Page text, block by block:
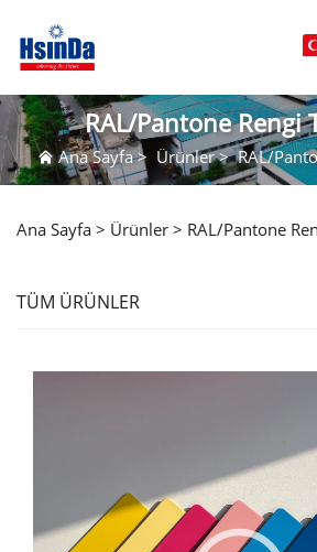
RAL/Pantone Rengi
Ana Sayfa> Ürünler>RAL/
Ana Sayfa > Ürünler > RAL/Pantone
TÜM ÜRÜNLER